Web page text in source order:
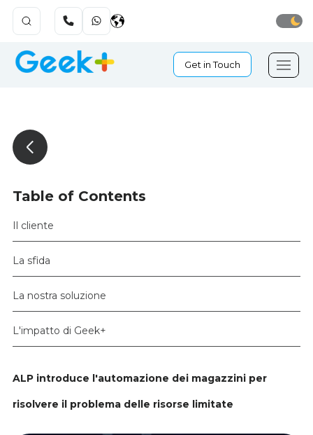
Get in Touch
Table of Contents
Il cliente
La sfida
La nostra soluzione
L'impatto di Geek+
ALP introduce l'automazione dei magazzini per
risolvere il problema delle risorse limitate